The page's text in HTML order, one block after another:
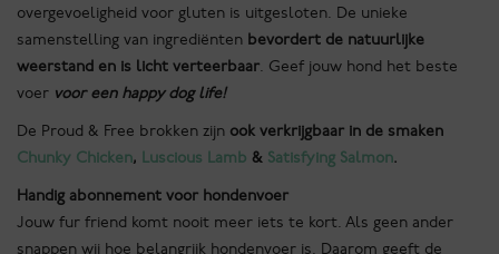
overgevoeligheid voor gluten is uitgesloten. De unieke
samenstelling van ingrediënten bevordert de natuurlijke
weerstand en is licht verteerbaar. Geef jouw hond het beste
voer voor een happy dog life!
De Proud & Free brokken zijn ook verkrijgbaar in de smaken
Chunky Chicken, Luscious Lamb & Satisfying Salmon.
Handig abonnement voor hondenvoer
Jouw fur friend komt nooit meer iets te kort. Als geen ander
snappen wij hoe belangrijk hondenvoer is. Daarom geeft de